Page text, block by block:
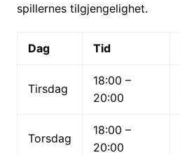
spillernes tilgjengelighet.
Dag Tid
Tirsdag
18:00 –
20:00
Torsdag
18:00 –
20:00